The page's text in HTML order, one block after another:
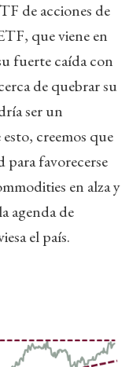
de acciones de
que viene en
fuerte caída con
de quebrar su
ser un
creemos que
favorecerse
en alza y
agenda de
el país.